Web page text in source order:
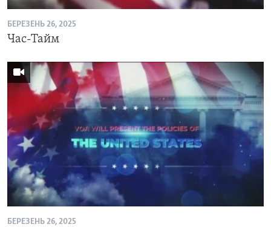
БЕРЕЗЕНЬ 26, 2025
Час-Тайм
БЕРЕЗЕНЬ 26, 2025